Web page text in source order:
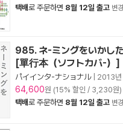
택배로 주문하면 8월 12일 출고 변경
985. ネ-ミングをいかし
[單行本（ソフトカバ-）]
パイインタ-ナショナル| 2013년
64,600원 (15% 할인 / 3,230원)
택배로 주문하면 8월 12일 출고 변경